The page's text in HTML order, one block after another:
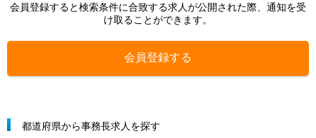
会員登録すると検索条件に合致する求人が公開された際、通知を受
け取ることができます。
会員登録する
都道府県から事務長求人を探す